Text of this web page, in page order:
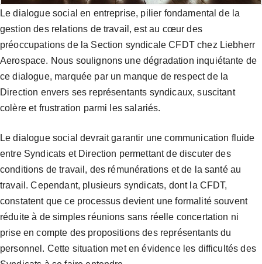
Le dialogue social en entreprise, pilier fondamental de la
gestion des relations de travail, est au cœur des
préoccupations de la Section syndicale CFDT chez Liebherr
Aerospace. Nous soulignons une dégradation inquiétante de
ce dialogue, marquée par un manque de respect de la
Direction envers ses représentants syndicaux, suscitant
colère et frustration parmi les salariés.
Le dialogue social devrait garantir une communication fluide
entre Syndicats et Direction permettant de discuter des
conditions de travail, des rémunérations et de la santé au
travail. Cependant, plusieurs syndicats, dont la CFDT,
constatent que ce processus devient une formalité souvent
réduite à de simples réunions sans réelle concertation ni
prise en compte des propositions des représentants du
personnel. Cette situation met en évidence les difficultés des